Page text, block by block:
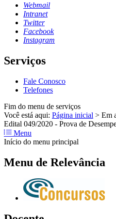
Webmail
Intranet
Twitter
Facebook
Instagram
Serviços
Fale Conosco
Telefones
Fim do menu de serviços
Você está aqui: Página inicial > Em
Edital 049/2020 - Prova de
Menu
Início do menu principal
Menu de Relevância